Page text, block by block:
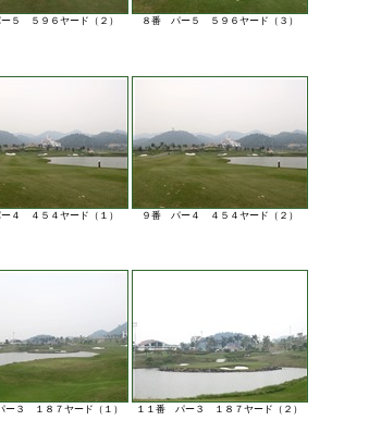
８番 パー５ ５９６ヤード（３）
５ ５９６ヤード（２）
９番 パー４ ４５４ヤード（２）
４ ４５４ヤード（１）
１１番 パー３ １８７ヤード（２）
ー３ １８７ヤード（１）